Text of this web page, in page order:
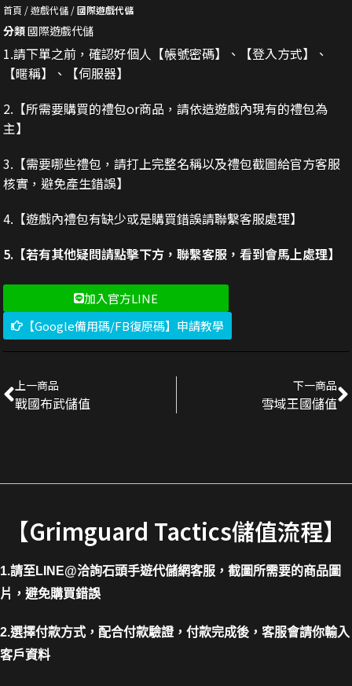
首頁 遊戲代儲 國際遊戲代儲
分類國際遊戲代儲
1.請下單之前，確認好個人【帳號密碼】、【登入方式】、
【暱稱】、【伺服器】
2. 【所需要購買的禮包or商品，請依造遊戲內現有的禮包為
主】
3. 【需要哪些禮包，請打上完整名稱以及禮包截圖給官方客服
核實，避免產生錯誤】
4.【遊戲內禮包有缺少或是購買錯誤請聯繫客服處理】
5.【若有其他疑問請點擊下方，聯繫客服，看到會馬上處理】
加入官方LINE
【Google備用碼/FB復原碼】申請教學
上一商品
戰國布武儲值
下一商品
雪域王國儲值
【Grimguard Tactics儲值流程】
1.請至LINE@洽詢石頭手遊代儲網客服，截圖所需要的商品圖
片，避免購買錯誤
2.選擇付款方式，配合付款驗證，付款完成後，客服會請你輸入
客戶資料